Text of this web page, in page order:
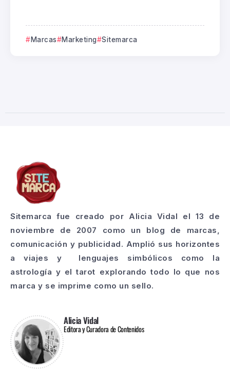
Marcas Marketing Sitemarca
Sitemarca fue creado por Alicia Vidal el 13 de
noviembre de 2007 como un blog de marcas,
comunicación y publicidad. Amplió sus horizontes
a viajes y lenguajes simbólicos como la
astrología y el tarot explorando todo lo que nos
marca y se imprime como un sello.
Alicia Vidal
Editora y Curadora de Contenidos